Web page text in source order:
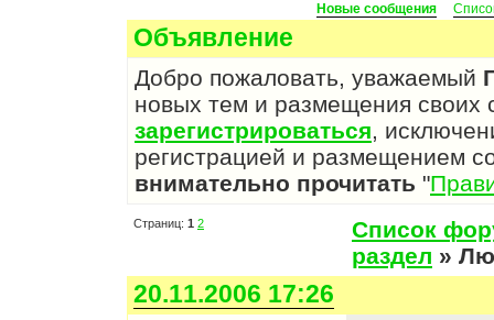
Новые сообщения
Объявление
Добро пожаловать, уважаемый
новых тем и размещения
зарегистрироваться,
регистрацией и размещением
внимательно прочитать "
Страниц: 1 2
Список
раздел »
20.11.2006 17:26